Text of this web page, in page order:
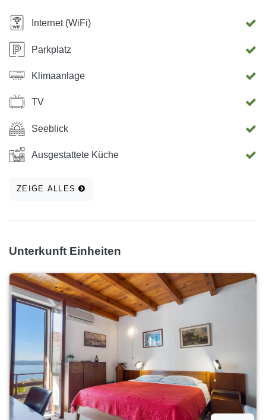
Internet (WiFi)
Parkplatz
Klimaanlage
TV
Seeblick
Ausgestattete Küche
ZEIGE ALLES
Unterkunft Einheiten